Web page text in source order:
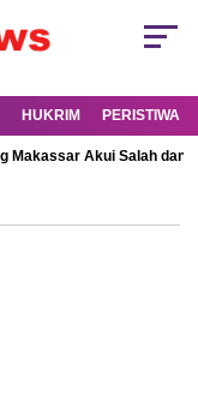
HUKRIM PERISTIWA
Makassar Akui Salah dan